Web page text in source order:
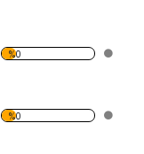
%0
%0